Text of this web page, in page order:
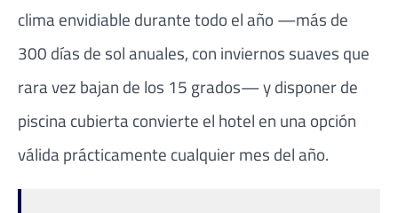
clima envidiable durante todo el año —más de
300 días de sol anuales, con inviernos suaves que
rara vez bajan de los 15 grados— y disponer de
piscina cubierta convierte el hotel en una opción
válida prácticamente cualquier mes del año.